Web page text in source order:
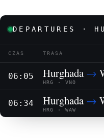
DEPARTURES ·
CZAS TRASA
06:05 Hurghada →
HRG · VNO
06:34 Hurghada →
HRG · WAW